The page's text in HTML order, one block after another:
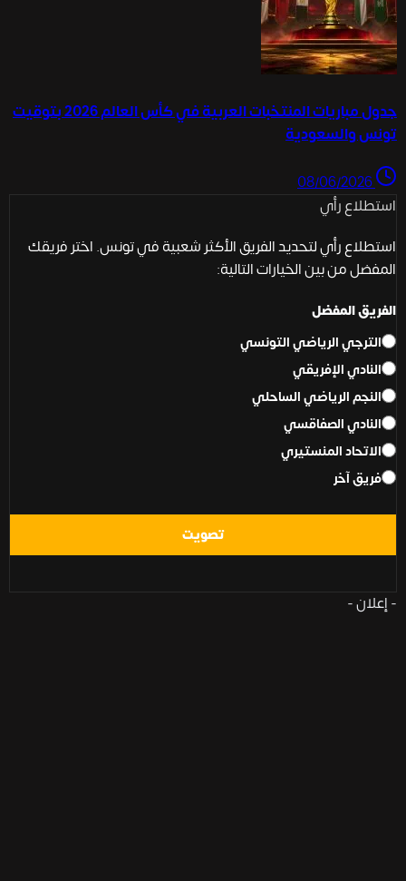
جدول مباريات المنتخبات العربية في كأس العالم 2026 بتوقيت
تونس والسعودية
08/06/2026
استطلاع رأي
استطلاع رأي لتحديد الفريق الأكثر شعبية في تونس. اختر فريقك
المفضل من بين الخيارات التالية:
الفريق المفضل
الترجي الرياضي التونسي
النادي الإفريقي
النجم الرياضي الساحلي
النادي الصفاقسي
الاتحاد المنستيري
فريق آخر
تصويت
- إعلان -